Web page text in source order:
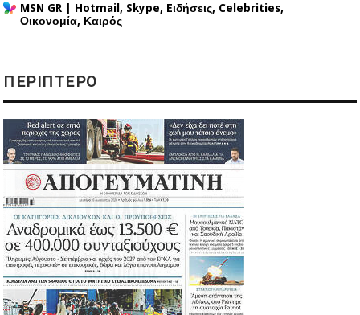
MSN GR | Hotmail, Skype, Eιδήσεις, Celebrities,
Οικονομία, Καιρός
-
ΠΕΡΙΠΤΕΡΟ